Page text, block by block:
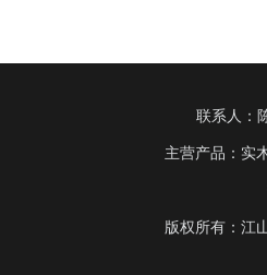
联系人：
主营产品：实
版权所有：江